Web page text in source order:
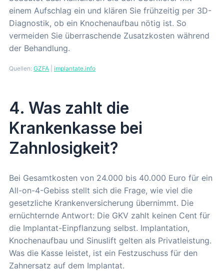
einem Aufschlag ein und klären Sie frühzeitig per 3D-
Diagnostik, ob ein Knochenaufbau nötig ist. So
vermeiden Sie überraschende Zusatzkosten während
der Behandlung.
Quellen: GZFA implantate.info
4. Was zahlt die
Krankenkasse bei
Zahnlosigkeit?
Bei Gesamtkosten von 24.000 bis 40.000 Euro für ein
All-on-4-Gebiss stellt sich die Frage, wie viel die
gesetzliche Krankenversicherung übernimmt. Die
ernüchternde Antwort: Die GKV zahlt keinen Cent für
die Implantat-Einpflanzung selbst. Implantation,
Knochenaufbau und Sinuslift gelten als Privatleistung.
Was die Kasse leistet, ist ein Festzuschuss für den
Zahnersatz auf dem Implantat.